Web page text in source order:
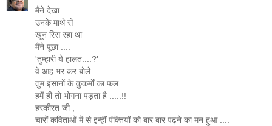
मैंने देखा .....
उनके माथे से
खून रिस रहा था
मैंने पूछा ....
'तुम्हारी ये हालत....?'
वे आह भर कर बोले .....
तुम इंसानों के कुकर्मों का फल
हमें ही तो भोगना पड़ता है .....!!
हरकीरत जी ,
चारों कविताओं में से इन्हीं पंक्तियों को बार बार पढ़ने का मन हुआ ....